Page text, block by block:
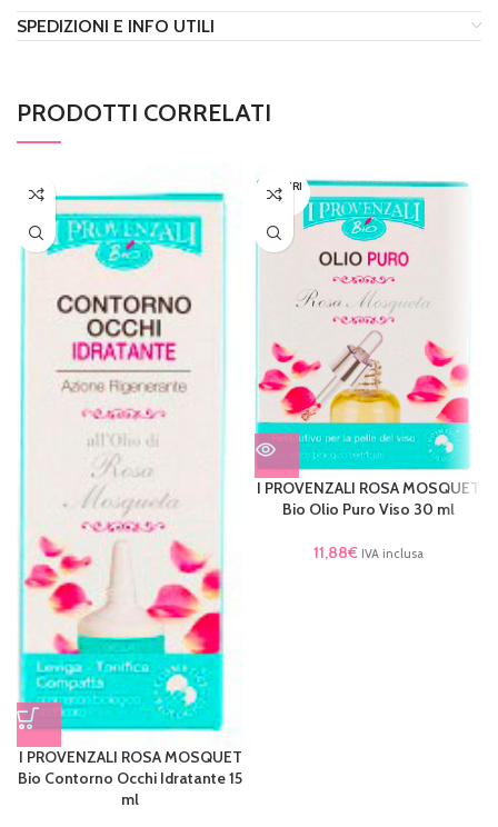
SPEDIZIONI E INFO UTILI
PRODOTTI CORRELATI
I PROVENZALI ROSA MOSQUET
Bio Contorno Occhi Idratante 15
ml
ESAURI
TO
I PROVENZALI ROSA MOSQUET
Bio Olio Puro Viso 30 ml
11,88€ IVA inclusa